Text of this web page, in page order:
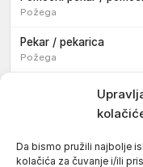
Da bismo pružili najbolje
kolačića za čuvanje i/ili
Požega
Pekar / pekarica
Požega
Konobar / konobarica
Tokar / tokarica